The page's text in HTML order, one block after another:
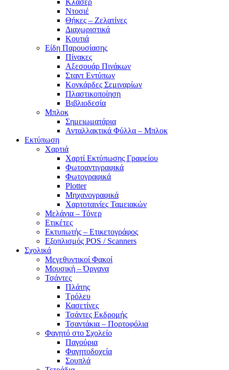
Ντοσιέ
Θήκες – Ζελατίνες
Διαχωριστικά
Κουτιά
Είδη Παρουσίασης
Πίνακες
Αξεσουάρ Πινάκων
Σταντ Εντύπων
Κονκάρδες Σεμιναρίων
Πλαστικοποίηση
Βιβλιοδεσία
Μπλοκ
Σημειωματάρια
Ανταλλακτικά Φύλλα – Μπλοκ
Εκτύπωση
Χαρτιά
Χαρτί Εκτύπωσης Γραφείου
Φωτοαντιγραφικά
Φωτογραφικά
Plotter
Μηχανογραφικά
Χαρτοταινίες Ταμειακών
Μελάνια – Τόνερ
Ετικέτες
Εκτυπωτής – Ετικετογράφος
Εξοπλισμός POS / Scanners
Σχολικά
Μεγεθυντικοί Φακοί
Μουσική – Όργανα
Τσάντες
Πλάτης
Τρόλευ
Κασετίνες
Τσάντες Εκδρομής
Τσαντάκια – Πορτοφόλια
Φαγητό στο Σχολείο
Παγούρια
Φαγητοδοχεία
Σουπλά